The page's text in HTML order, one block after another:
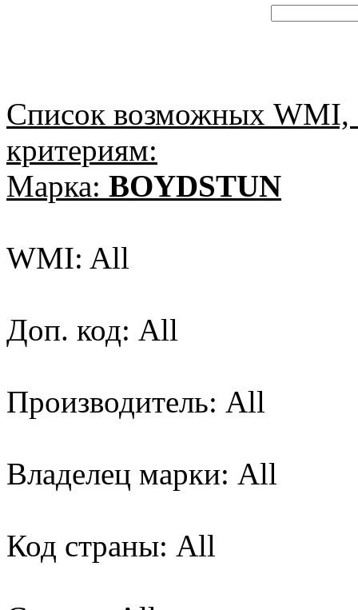
Список возможных
критериям:
Марка: BOYDSTUN
WMI: All
Доп. код: All
Производитель: All
Владелец марки: All
Код страны: All